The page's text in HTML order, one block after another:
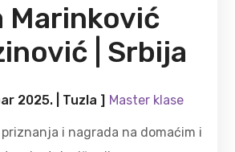
Marinković
| Srbija
2025. | Tuzla ] Master klase
i nagrada na domaćim i